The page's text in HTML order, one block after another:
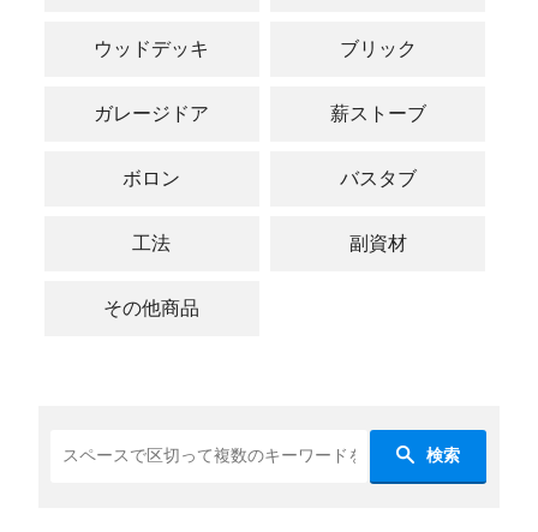
ウッドデッキ ブリック
ガレージドア 薪ストーブ
ボロン バスタブ
工法 副資材
その他商品
検索